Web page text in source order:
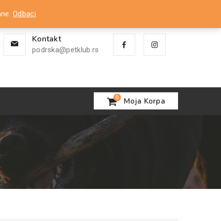
Odbaci
Kontakt
podrska@petklub.rs
Moja Korpa
0